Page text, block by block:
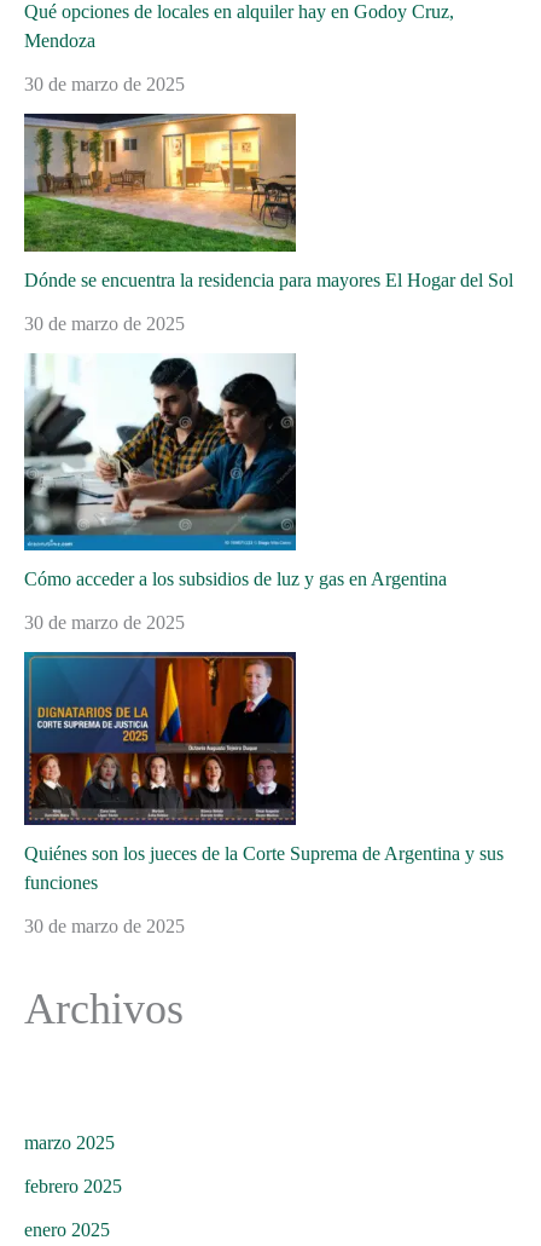
Qué opciones de locales en alquiler hay en Godoy Cruz,
Mendoza
30 de marzo de 2025
Dónde se encuentra la residencia para mayores El Hogar del Sol
30 de marzo de 2025
Cómo acceder a los subsidios de luz y gas en Argentina
30 de marzo de 2025
Quiénes son los jueces de la Corte Suprema de Argentina y sus
funciones
30 de marzo de 2025
Archivos
marzo 2025
febrero 2025
enero 2025